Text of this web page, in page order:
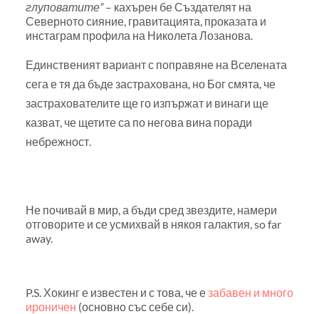
глуповатите”– кахърен бе Създателят на
Северното сияние, гравитацията, проказата и
инстаграм профила на Николета Лозанова.
Единственият вариант с поправяне на Вселената
сега е тя да бъде застрахована, но Бог смята, че
застрахователите ще го изпържат и винаги ще
казват, че щетите са по негова вина поради
небрежност.
Не почивай в мир, а бъди сред звездите, намери
отговорите и се усмихвай в някоя галактия, so far
away.
P.S. Хокинг е известен и с това, че е забавен и много
ироничен (основно със себе си).